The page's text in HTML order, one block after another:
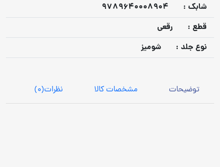
شابک :
9789640008904
قطع :
رقعی
نوع جلد :
شومیز
توضیحات مشخصات کالا نظرات(0)